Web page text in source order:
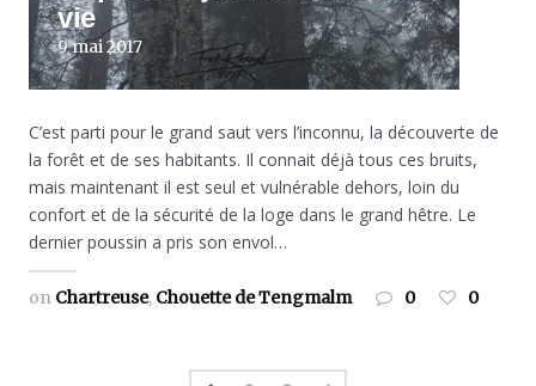
vie
9 mai 2017
C’est parti pour le grand saut vers l’inconnu, la découverte de
la forêt et de ses habitants. Il connait déjà tous ces bruits,
mais maintenant il est seul et vulnérable dehors, loin du
confort et de la sécurité de la loge dans le grand hêtre. Le
dernier poussin a pris son envol…
on Chartreuse, Chouette de Tengmalm 0 0